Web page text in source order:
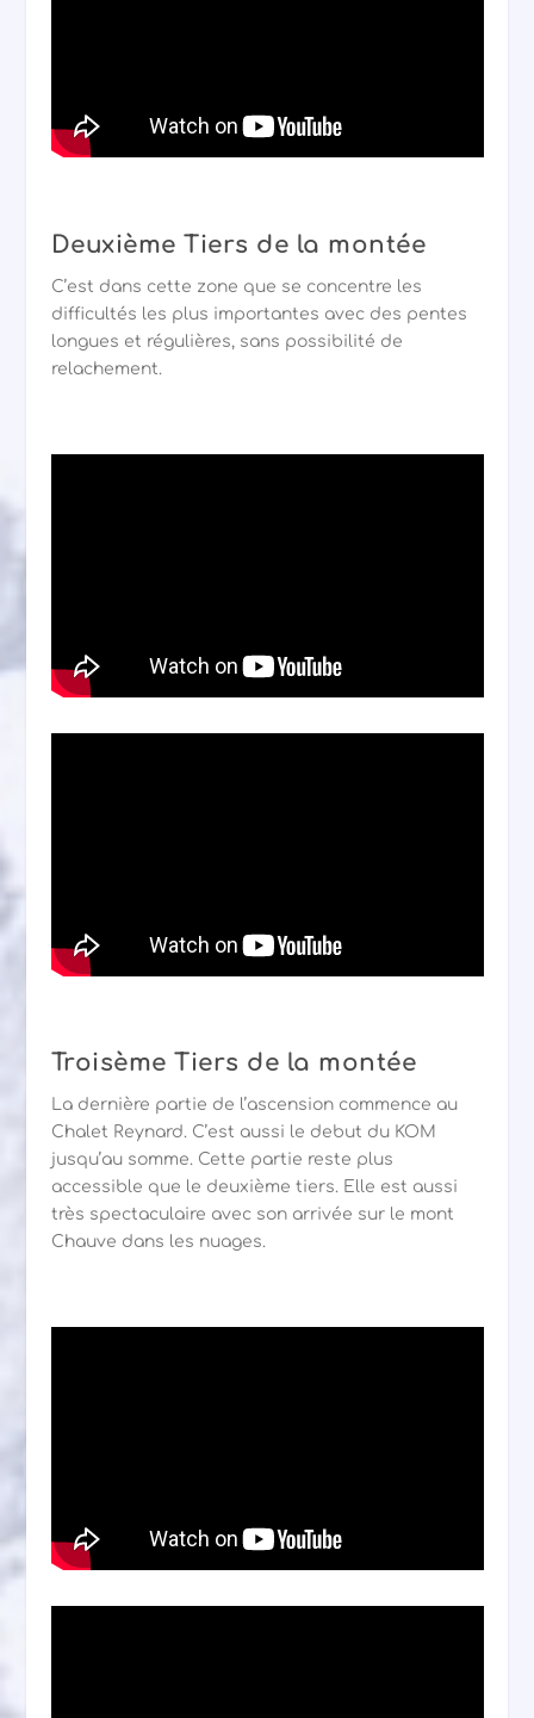
Deuxième Tiers de la montée
C’est dans cette zone que se concentre les
difficultés les plus importantes avec des pentes
longues et régulières, sans possibilité de
relachement.
Troisème Tiers de la montée
La dernière partie de l’ascension commence au
Chalet Reynard. C’est aussi le debut du KOM
jusqu’au somme. Cette partie reste plus
accessible que le deuxième tiers. Elle est aussi
très spectaculaire avec son arrivée sur le mont
Chauve dans les nuages.